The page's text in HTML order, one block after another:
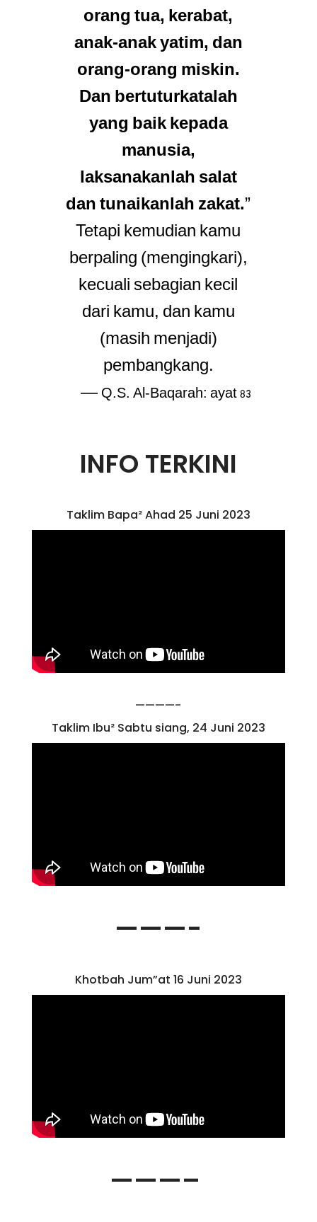
orang tua, kerabat,
anak-anak yatim, dan
orang-orang miskin.
Dan bertuturkatalah
yang baik kepada
manusia,
laksanakanlah salat
dan tunaikanlah zakat.”
Tetapi kemudian kamu
berpaling (mengingkari),
kecuali sebagian kecil
dari kamu, dan kamu
(masih menjadi)
pembangkang.
—Q.S. Al-Baqarah: ayat 83
INFO TERKINI
Taklim Bapa² Ahad 25 Juni 2023
————-
Taklim Ibu² Sabtu siang, 24 Juni 2023
———-
Khotbah Jum”at 16 Juni 2023
———–